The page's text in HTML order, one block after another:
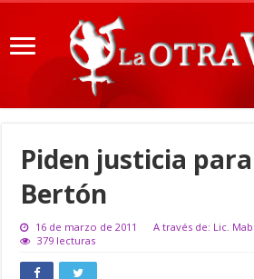
Piden justicia
Bertón
16 de marzo de 2011
A través de: Lic.
379 lecturas